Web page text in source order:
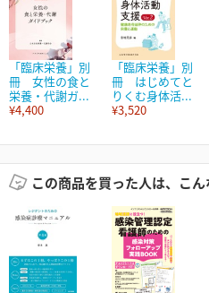
「臨床栄養」別
冊 女性の食と
栄養・代謝ガ...
¥4,400
「臨床栄養」別
冊 はじめてと
りくむ身体活...
¥3,520
この商品を買った人は、こん